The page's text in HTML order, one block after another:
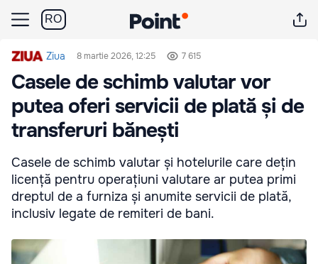
RO
Ziua 8 martie 2026, 12:25 7 615
Casele de schimb valutar vor
putea oferi servicii de plată și de
transferuri bănești
Casele de schimb valutar și hotelurile care dețin
licență pentru operațiuni valutare ar putea primi
dreptul de a furniza și anumite servicii de plată,
inclusiv legate de remiteri de bani.